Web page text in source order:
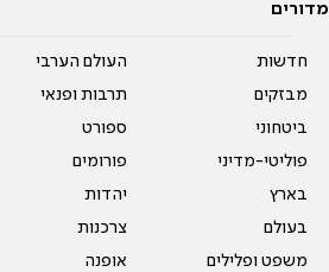
מדורים
חדשות
מבזקים
ביטחוני
פוליטי-מדיני
בארץ
בעולם
משפט ופלילים
העולם הערבי
תרבות ופנאי
ספורט
פורומים
יהדות
צרכנות
אופנה